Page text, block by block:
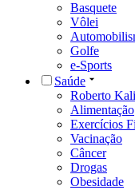
Basquete
Vôlei
Golfe
e-Sports
Saúde
Roberto
Alimentação
Exercícios
Vacinação
Câncer
Drogas
Obesidade